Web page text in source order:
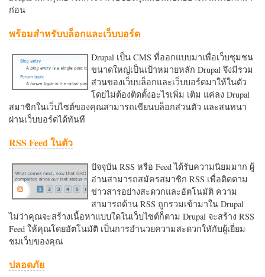
ก่อน
พร้อมสำหรับบล็อกและเว็บบอร์ด
Drupal เป็น CMS ที่ออกแบบมาเพื่อเว็บชุมชน
ขนาดใหญ่เป็นเป้าหมายหลัก Drupal จึงมีรวม
ส่วนของเว็บบล็อกและเว็บบอร์ดมาให้ในตัว
โดยไม่ต้องติดตั้งอะไรเพิ่ม เติม แค่ลง Drupal
สมาชิกในเว็บไซต์ของคุณสามารถเขียนบล็อกส่วนตัว และสนทนา
ผ่านเว็บบอร์ดได้ทันที
RSS Feed ในตัว
ปัจจุบัน RSS หรือ Feed ได้รับความนิยมมาก ผู้
อ่านสามารถสมัครสมาชิก RSS เพื่อติดตาม
ข่าวสารอย่างสะดวกและอัตโนมัติ ความ
สามารถด้าน RSS ถูกรวมเข้ามาใน Drupal
ไม่ว่าคุณจะสร้างเนื้อหาแบบใดในเว็บไซต์ก็ตาม Drupal จะสร้าง RSS
Feed ให้คุณโดยอัตโนมัติ เป็นการอำนวยความสะดวกใหักับผู้เยี่ยม
ชมเว็บของคุณ
ปลอดภัย